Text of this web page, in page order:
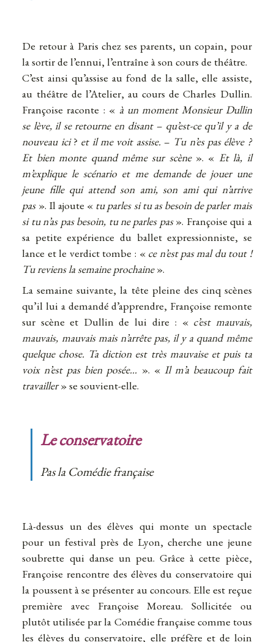
De retour à Paris chez ses parents, un copain, pour
la sortir de l’ennui, l’entraîne à son cours de théâtre.
C’est ainsi qu’assise au fond de la salle, elle assiste,
au théâtre de l’Atelier, au cours de Charles Dullin.
Françoise raconte : « à un moment Monsieur Dullin
se lève, il se retourne en disant – qu’est-ce qu’il y a de
nouveau ici? et il me voit assise. – Tu n’es pas élève ?
Et bien monte quand même sur scène». « Et là, il
m’explique le scénario et me demande de jouer une
jeune fille qui attend son ami, son ami qui n’arrive
pas». Il ajoute « tu parles si tu as besoin de parler mais
si tu n’as pas besoin, tu ne parles pas». Françoise qui a
sa petite expérience du ballet expressionniste, se
lance et le verdict tombe : « ce n’est pas mal du tout !
Tu reviens la semaine prochaine».
La semaine suivante, la tête pleine des cinq scènes
qu’il lui a demandé d’apprendre, Françoise remonte
sur scène et Dullin de lui dire : « c’est mauvais,
mauvais, mauvais mais n’arrête pas, il y a quand même
quelque chose. Ta diction est très mauvaise et puis ta
voix n’est pas bien posée… ». « Il m’a beaucoup fait
travailler» se souvient-elle.
Le conservatoire
Pas la Comédie française
Là-dessus un des élèves qui monte un spectacle
pour un festival près de Lyon, cherche une jeune
soubrette qui danse un peu. Grâce à cette pièce,
Françoise rencontre des élèves du conservatoire qui
la poussent à se présenter au concours. Elle est reçue
première avec Françoise Moreau. Sollicitée ou
plutôt utilisée par la Comédie française comme tous
les élèves du conservatoire, elle préfère et de loin